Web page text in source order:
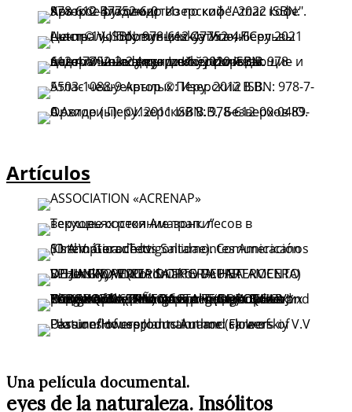
Artículos
Una película documental.
eyes de la naturaleza. Insólitos